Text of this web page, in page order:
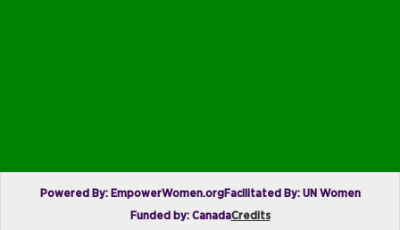
Powered By: EmpowerWomen.orgFacilitated By: UN Women
Funded by: CanadaCredits